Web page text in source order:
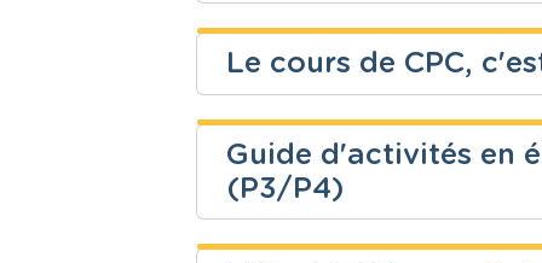
Secondaire
EPC -
& la
Fondamental Français
Le cours de CPC,
Niveau
Education
citoyenneté
Guide d'activités en
(P3/P4)